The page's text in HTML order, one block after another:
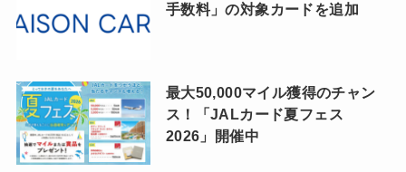
手数料」の対象カードを追加
最大50,000マイル獲得のチャン
ス！「JALカード夏フェス
2026」開催中